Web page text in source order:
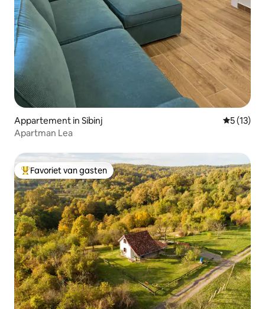
Appartement in Sibinj
5 (13)
Apartman Lea
Topfavoriet van gasten
Favoriet van gasten